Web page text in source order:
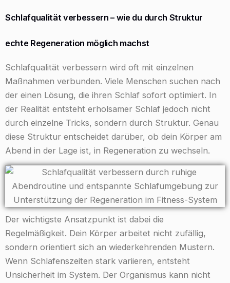
Schlafqualität verbessern – wie du durch Struktur
echte Regeneration möglich machst
Schlafqualität verbessern wird oft mit einzelnen
Maßnahmen verbunden. Viele Menschen suchen nach
der einen Lösung, die ihren Schlaf sofort optimiert. In
der Realität entsteht erholsamer Schlaf jedoch nicht
durch einzelne Tricks, sondern durch Struktur. Genau
diese Struktur entscheidet darüber, ob dein Körper am
Abend in der Lage ist, in Regeneration zu wechseln.
Der wichtigste Ansatzpunkt ist dabei die
Regelmäßigkeit. Dein Körper arbeitet nicht zufällig,
sondern orientiert sich an wiederkehrenden Mustern.
Wenn Schlafenszeiten stark variieren, entsteht
Unsicherheit im System. Der Organismus kann nicht